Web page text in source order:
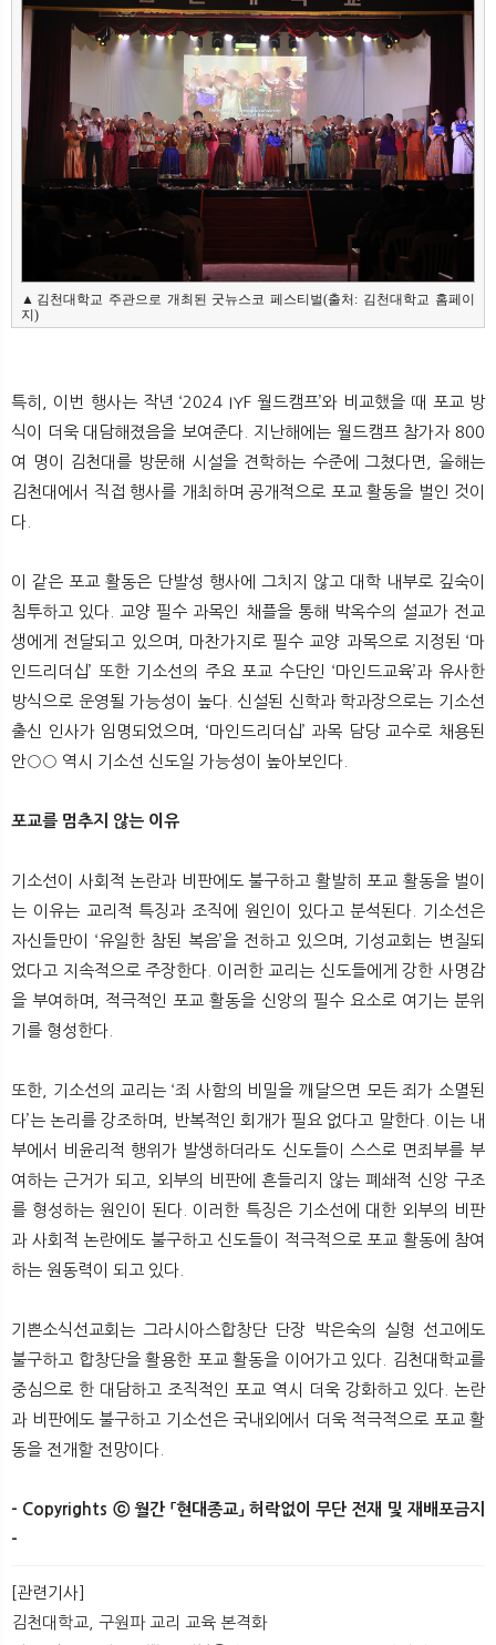
▲김천대학교 주관으로 개최된 굿뉴스코 페스티벌(출처: 김천대학교 홈페이
지)
특히, 이번 행사는 작년 ‘2024 IYF 월드캠프’와 비교했을 때 포교 방
식이 더욱 대담해졌음을 보여준다. 지난해에는 월드캠프 참가자 800
여 명이 김천대를 방문해 시설을 견학하는 수준에 그쳤다면, 올해는
김천대에서 직접 행사를 개최하며 공개적으로 포교 활동을 벌인 것이
다.
이 같은 포교 활동은 단발성 행사에 그치지 않고 대학 내부로 깊숙이
침투하고 있다. 교양 필수 과목인 채플을 통해 박옥수의 설교가 전교
생에게 전달되고 있으며, 마찬가지로 필수 교양 과목으로 지정된 ‘마
인드리더십’ 또한 기소선의 주요 포교 수단인 ‘마인드교육’과 유사한
방식으로 운영될 가능성이 높다. 신설된 신학과 학과장으로는 기소선
출신 인사가 임명되었으며, ‘마인드리더십’ 과목 담당 교수로 채용된
안○○ 역시 기소선 신도일 가능성이 높아보인다.
포교를 멈추지 않는 이유
기소선이 사회적 논란과 비판에도 불구하고 활발히 포교 활동을 벌이
는 이유는 교리적 특징과 조직에 원인이 있다고 분석된다. 기소선은
자신들만이 ‘유일한 참된 복음’을 전하고 있으며, 기성교회는 변질되
었다고 지속적으로 주장한다. 이러한 교리는 신도들에게 강한 사명감
을 부여하며, 적극적인 포교 활동을 신앙의 필수 요소로 여기는 분위
기를 형성한다.
또한, 기소선의 교리는 ‘죄 사함의 비밀을 깨달으면 모든 죄가 소멸된
다’는 논리를 강조하며, 반복적인 회개가 필요 없다고 말한다. 이는 내
부에서 비윤리적 행위가 발생하더라도 신도들이 스스로 면죄부를 부
여하는 근거가 되고, 외부의 비판에 흔들리지 않는 폐쇄적 신앙 구조
를 형성하는 원인이 된다. 이러한 특징은 기소선에 대한 외부의 비판
과 사회적 논란에도 불구하고 신도들이 적극적으로 포교 활동에 참여
하는 원동력이 되고 있다.
기쁜소식선교회는 그라시아스합창단 단장 박은숙의 실형 선고에도
불구하고 합창단을 활용한 포교 활동을 이어가고 있다. 김천대학교를
중심으로 한 대담하고 조직적인 포교 역시 더욱 강화하고 있다. 논란
과 비판에도 불구하고 기소선은 국내외에서 더욱 적극적으로 포교 활
동을 전개할 전망이다.​
- Copyrights ⓒ 월간 「현대종교」 허락없이 무단 전재 및 재배포금지
-
[관련기사]
김천대학교, 구원파 교리 교육 본격화